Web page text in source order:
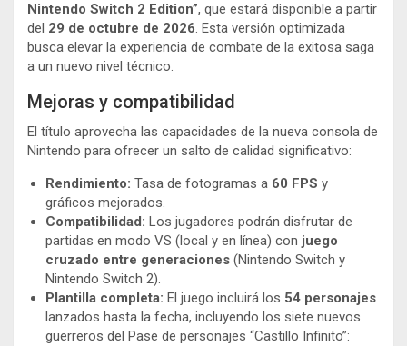
Nintendo Switch 2 Edition”, que estará disponible a partir
del 29 de octubre de 2026. Esta versión optimizada
busca elevar la experiencia de combate de la exitosa saga
a un nuevo nivel técnico.
Mejoras y compatibilidad
El título aprovecha las capacidades de la nueva consola de
Nintendo para ofrecer un salto de calidad significativo:
Rendimiento: Tasa de fotogramas a 60 FPS y
gráficos mejorados.
Compatibilidad: Los jugadores podrán disfrutar de
partidas en modo VS (local y en línea) con juego
cruzado entre generaciones (Nintendo Switch y
Nintendo Switch 2).
Plantilla completa: El juego incluirá los 54 personajes
lanzados hasta la fecha, incluyendo los siete nuevos
guerreros del Pase de personajes “Castillo Infinito”: